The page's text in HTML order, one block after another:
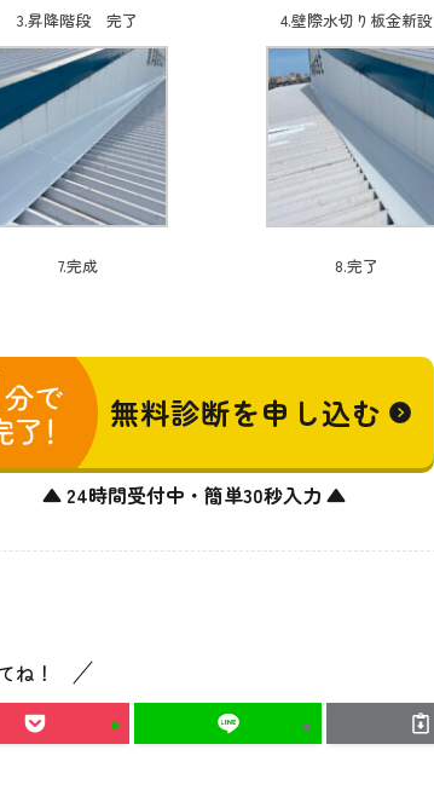
3.昇降階段 完了 4.壁際水切り板金新設
7.完成 8.完了
無料診断を申し込む
▲ 24時間受付中・簡単30秒入力 ▲
ね！